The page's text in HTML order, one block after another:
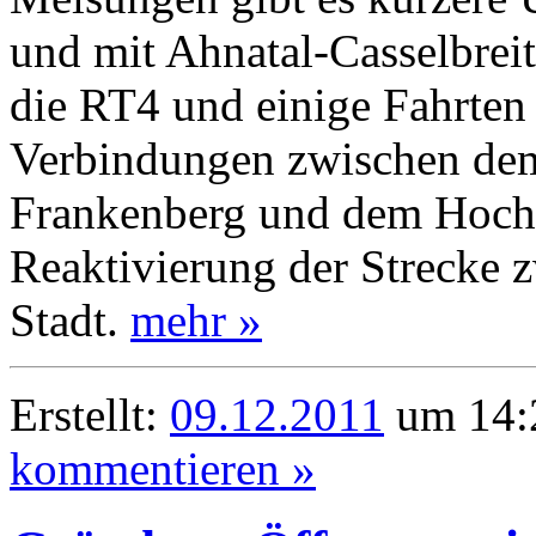
und mit Ahnatal-
die RT4 und einige
Verbindungen zwischen
Frankenberg und dem
Reaktivierung der Strecke
Stadt. mehr »
Erstellt: 09.12.2011 um
kommentieren »